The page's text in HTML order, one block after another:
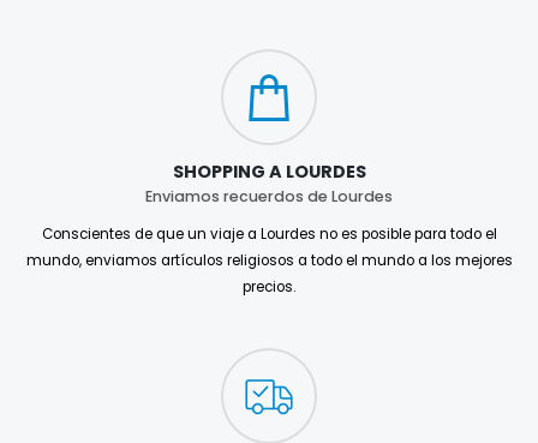
SHOPPING A LOURDES
Enviamos recuerdos de Lourdes
Conscientes de que un viaje a Lourdes no es posible para todo el
mundo, enviamos artículos religiosos a todo el mundo a los mejores
precios.